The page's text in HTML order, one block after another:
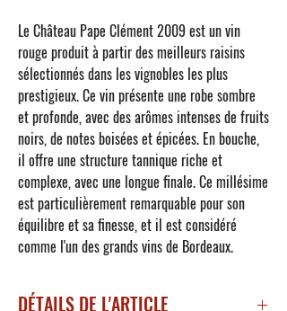
Le Château Pape Clément 2009est un vin
rouge produit à partir des meilleurs raisins
sélectionnés dans les vignobles les plus
prestigieux. Ce vin présente une robe sombre
et profonde, avec des arômes intenses de fruits
noirs, de notes boisées et épicées. En bouche,
il offre une structure tannique riche et
complexe, avec une longue finale. Ce millésime
est particulièrement remarquable pour son
équilibre et sa finesse, et il est considéré
comme l'un des grands vins de Bordeaux.
DÉTAILS DE L'ARTICLE